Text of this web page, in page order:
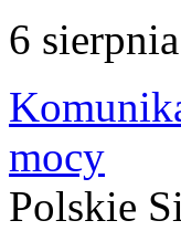
6
mocy
Polskie